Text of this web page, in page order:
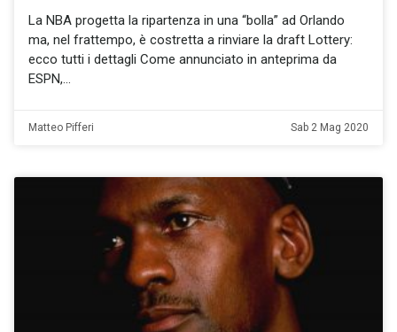
La NBA progetta la ripartenza in una “bolla” ad Orlando
ma, nel frattempo, è costretta a rinviare la draft Lottery:
ecco tutti i dettagli Come annunciato in anteprima da
ESPN,
Matteo Pifferi Sab 2 Mag 2020